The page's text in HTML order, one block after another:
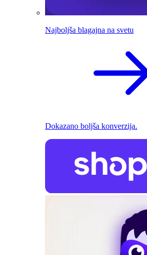
Najboljša blagajna na svetu
Dokazano boljša konverzija.